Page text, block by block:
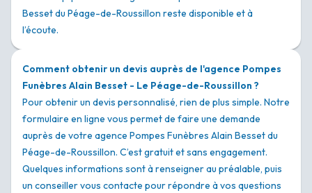
Besset du Péage-de-Roussillon reste disponible et à
l’écoute.
Comment obtenir un devis auprès de l'agence Pompes
Funèbres Alain Besset - Le Péage-de-Roussillon ?
Pour obtenir un devis personnalisé, rien de plus simple. Notre
formulaire en ligne vous permet de faire une demande
auprès de votre agence Pompes Funèbres Alain Besset du
Péage-de-Roussillon. C’est gratuit et sans engagement.
Quelques informations sont à renseigner au préalable, puis
un conseiller vous contacte pour répondre à vos questions